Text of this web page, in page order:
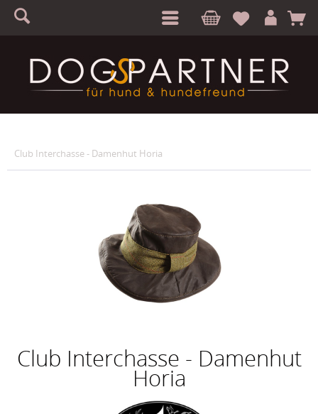
S A
Club Interchasse - Damenhut Horia
Club Interchasse - Damenhut
Horia